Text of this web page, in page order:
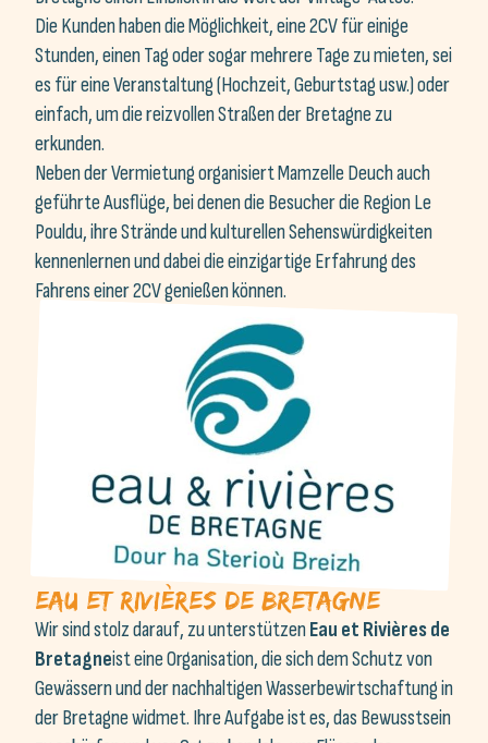
Stunden, einen Tag oder sogar mehrere Tage zu mieten, sei
es für eine Veranstaltung (Hochzeit, Geburtstag usw.) oder
einfach, um die reizvollen Straßen der Bretagne zu
erkunden.
Neben der Vermietung organisiert Mamzelle Deuch auch
geführte Ausflüge, bei denen die Besucher die Region Le
Pouldu, ihre Strände und kulturellen Sehenswürdigkeiten
kennenlernen und dabei die einzigartige Erfahrung des
Fahrens einer 2CV genießen können.
Eau et Rivières de bretagne
Wir sind stolz darauf, zu unterstützen
Bretagne ist eine Organisation, die sich dem Schutz von
Gewässern und der nachhaltigen Wasserbewirtschaftung in
der Bretagne widmet. Ihre Aufgabe ist es, das Bewusstsein
zu schärfen und vor Ort zu handeln, um Flüsse, das
Grundwasser und die biologische Vielfalt zu schützen.